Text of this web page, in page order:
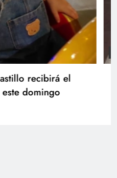
el cumpleaños